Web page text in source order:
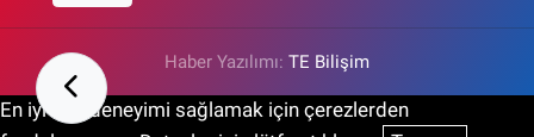
Haber Yazılımı: TE Bilişim
En iyi site deneyimi sağlamak için çerezlerden